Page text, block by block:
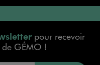
pour recevoir
de GÉMO !